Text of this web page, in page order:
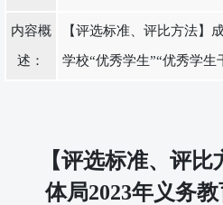
内容概
述：
【评选标准、评比方法】
学校“优秀学生”“优秀学生
【评选标准、评
体局2023年义务